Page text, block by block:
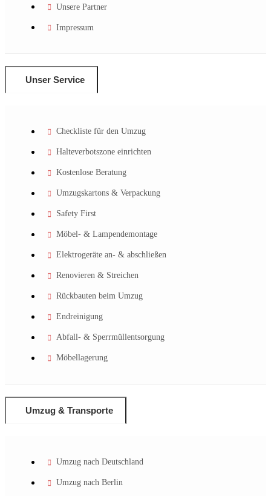
Unsere Partner
Impressum
Unser Service
Checkliste für den Umzug
Halteverbotszone einrichten
Kostenlose Beratung
Umzugskartons & Verpackung
Safety First
Möbel- & Lampendemontage
Elektrogeräte an- & abschließen
Renovieren & Streichen
Rückbauten beim Umzug
Endreinigung
Abfall- & Sperrmüllentsorgung
Möbellagerung
Umzug & Transporte
Umzug nach Deutschland
Umzug nach Berlin